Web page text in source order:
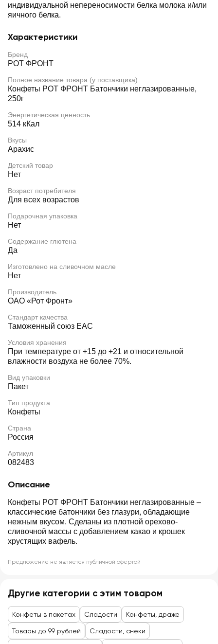
индивидуальной непереносимости белка молока и/или
яичного белка.
Характеристики
Бренд
РОТ ФРОНТ
Полное название товара (у поставщика)
Конфеты РОТ ФРОНТ Батончики неглазированные,
250г
Энергетическая ценность
514 кКал
Вкусы
Арахис
Детский товар
Нет
Возраст потребителя
Для всех возрастов
Подарочная упаковка
Нет
Содержание глютена
Да
Изготовлено на сливочном масле
Нет
Производитель
ОАО «Рот Фронт»
Стандарт качества
Таможенный союз EAC
Условия хранения
При температуре от +15 до +21 и относительной
влажности воздуха не более 70%.
Вид упаковки
Пакет
Тип продукта
Конфеты
Страна
Россия
Артикул
082483
Описание
Конфеты РОТ ФРОНТ Батончики неглазированные –
классические батончики без глазури, обладающие
нежным вкусом. Сделаны из плотной орехово-
сливочной массы с добавлением какао и крошек
хрустящих вафель.
Предложение не является публичной офертой
Другие категории с этим товаром
Конфеты в пакетах Сладости Конфеты, драже
Товары до 99 рублей Сладости, снеки